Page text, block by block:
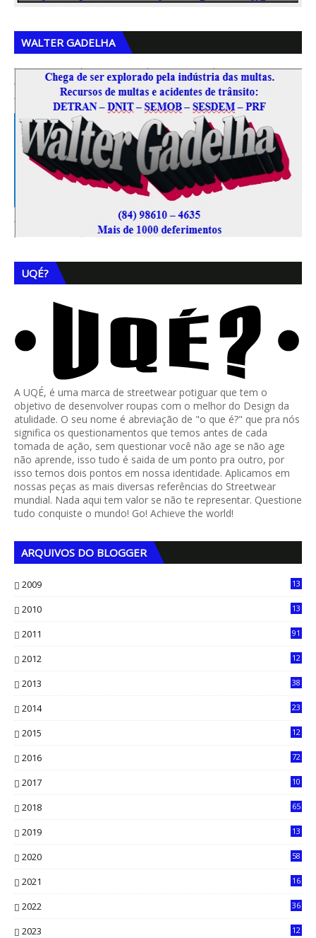
WALTER GADELHA
UQÉ?
A UQÉ, é uma marca de streetwear potiguar que tem o
objetivo de desenvolver roupas com o melhor do Design da
atulidade. O seu nome é abreviação de "o que é?" que pra nós
significa os questionamentos que temos antes de cada
tomada de ação, sem questionar você não age se não age
não aprende, isso tudo é saida de um ponto pra outro, por
isso temos dois pontos em nossa identidade. Aplicamos em
nossas peças as mais diversas referências do Streetwear
mundial. Nada aqui tem valor se não te representar. Questione
tudo conquiste o mundo! Go! Achieve the world!
ARQUIVOS DO BLOGGER
2009
13
2010
13
2011 91
2012
12
2013
38
2014
23
2015
12
2016
72
2017 10
2018 65
2019
13
2020
58
2021
16
2022
36
2023
12